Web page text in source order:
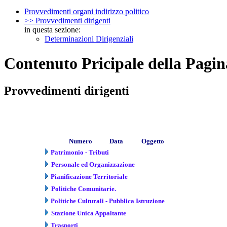
Provvedimenti organi indirizzo politico
>> Provvedimenti dirigenti
in questa sezione:
Determinazioni Dirigenziali
Contenuto Pricipale della
Provvedimenti dirigenti
Numero Data
Oggetto
Patrimonio - Tributi
Personale ed Organizzazione
Pianificazione Territoriale
Politiche Comunitarie.
Politiche Culturali - Pubblica Istruzione
Stazione Unica Appaltante
Trasporti